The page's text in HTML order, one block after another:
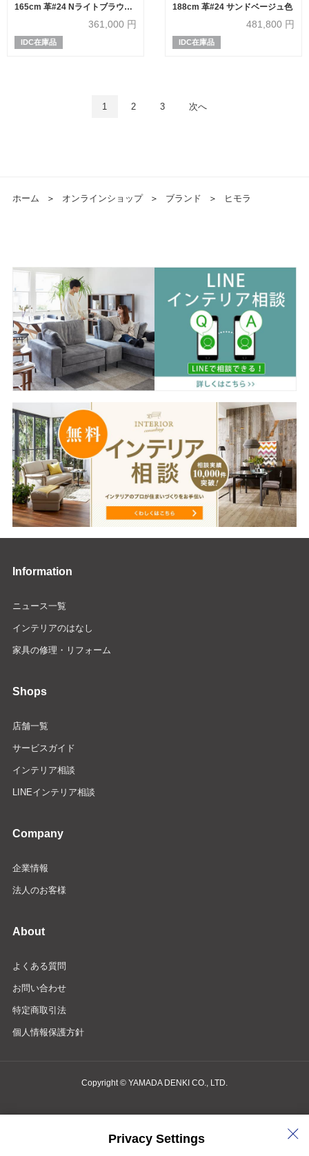
165cm 革#24 Nライトブラウン
361,000 円
IDC在庫品
188cm 革#24 サンドベージュ色
481,800 円
IDC在庫品
1 2 3 次へ
ホーム ＞ オンラインショップ ＞ ブランド ＞ ヒモラ
Information
ニュース一覧
インテリアのはなし
家具の修理・リフォーム
Shops
店舗一覧
サービスガイド
インテリア相談
LINEインテリア相談
Company
企業情報
法人のお客様
About
よくある質問
お問い合わせ
特定商取引法
個人情報保護方針
Copyright © YAMADA DENKI CO., LTD.
Privacy Settings
商品検索・お問い合わせ